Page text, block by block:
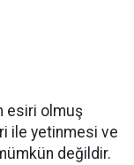
esiri olmuş
ile yetinmesi ve
değildir.